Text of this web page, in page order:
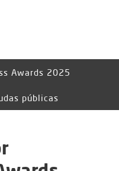
Awards 2025
públicas